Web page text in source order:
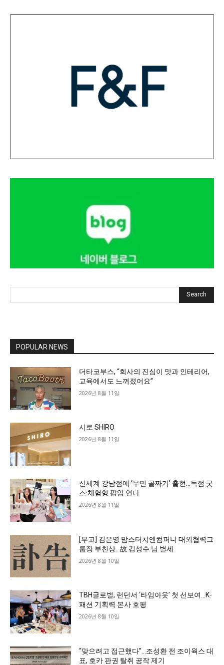
Search
POPULAR NEWS
더타코부스, “회사의 진심이 맛과 인테리어,
교육에서도 느껴졌어요”
2026년 8월 11일
시로 SHIRO
2026년 8월 11일
신세계 강남점에 ‘무민 골짜기’ 출현…독점 굿
즈·체험형 팝업 연다
2026년 8월 11일
[부고] 김은영 맘스터치앤컴퍼니 대외협력그
룹장 부친상…故 김성수 님 별세
2026년 8월 10일
TBH글로벌, 런던서 ‘타임아웃’ 첫 선보여…K-
패션 기획력 본사 호평
2026년 8월 10일
“맞으려고 접근했다”…조성환 전 조이웍스 대
표, 호카 판권 탈취 공작 제기